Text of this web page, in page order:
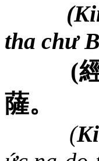
tha chư
(
薩。
(